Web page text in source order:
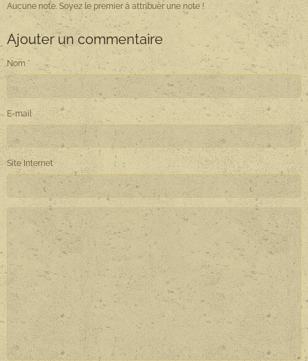
Aucune note. Soyez le premier à attribuer une note !
Ajouter un commentaire
Nom
E-mail
Site Internet